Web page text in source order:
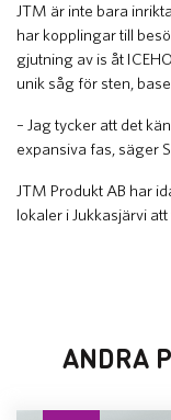
JTM är inte bara
har kopplingar till
gjutning av is åt
unik såg för sten,
– Jag tycker att det
expansiva fas, säger
JTM Produkt AB har
lokaler i Jukkasjärvi att
ANDRA